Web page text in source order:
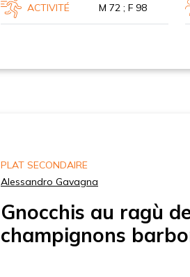
ACTIVITÉ M 72 ; F 98
PLAT SECONDAIRE
Alessandro Gavagna
Gnocchis au ragù
champignons